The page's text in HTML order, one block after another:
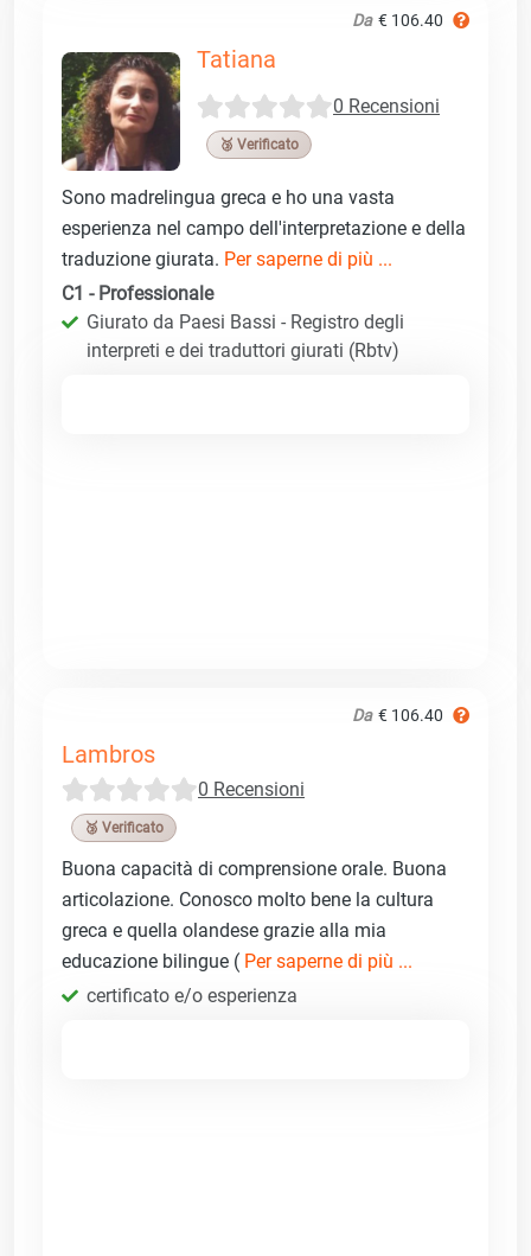
Da € 106.40
Tatiana
0 Recensioni
🥉 Verificato
Sono madrelingua greca e ho una vasta
esperienza nel campo dell'interpretazione e della
traduzione giurata. Per saperne di più ...
C1 - Professionale
Giurato da Paesi Bassi - Registro degli
interpreti e dei traduttori giurati (Rbtv)
Da € 106.40
Lambros
0 Recensioni
🥉 Verificato
Buona capacità di comprensione orale. Buona
articolazione. Conosco molto bene la cultura
greca e quella olandese grazie alla mia
educazione bilingue ( Per saperne di più ...
certificato e/o esperienza